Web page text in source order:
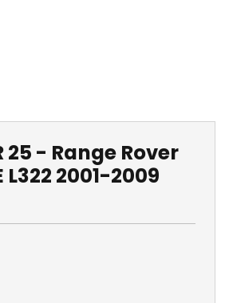
25 - Range Rover
L322 2001-2009